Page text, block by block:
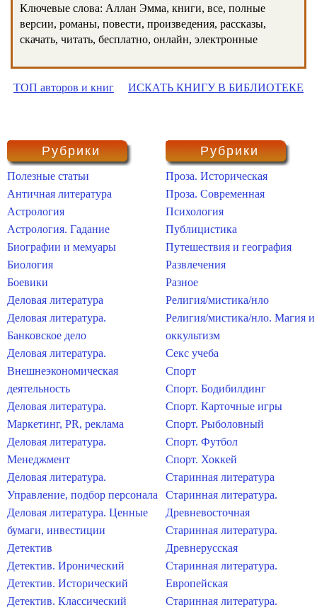
Ключевые слова: Аллан Эмма, книги, все, полные
версии, романы, повести, произведения, рассказы,
скачать, читать, бесплатно, онлайн, электронные
ТОП авторов и книг ИСКАТЬ КНИГУ В БИБЛИОТЕКЕ
Рубрики
Полезные статьи
Античная литература
Астрология
Астрология. Гадание
Биографии и мемуары
Биология
Боевики
Деловая литература
Деловая литература.
Банковское дело
Деловая литература.
Внешнеэкономическая
деятельность
Деловая литература.
Маркетинг, PR, реклама
Деловая литература.
Менеджмент
Деловая литература.
Управление, подбор персонала
Деловая литература. Ценные
бумаги, инвестиции
Детектив
Детектив. Иронический
Детектив. Исторический
Детектив. Классический
Рубрики
Проза. Историческая
Проза. Современная
Психология
Публицистика
Путешествия и география
Развлечения
Разное
Религия/мистика/нло
Религия/мистика/нло. Магия и
оккультизм
Секс учеба
Спорт
Спорт. Бодибилдинг
Спорт. Карточные игры
Спорт. Рыболовный
Спорт. Футбол
Спорт. Хоккей
Старинная литература
Старинная литература.
Древневосточная
Старинная литература.
Древнерусская
Старинная литература.
Европейская
Старинная литература.